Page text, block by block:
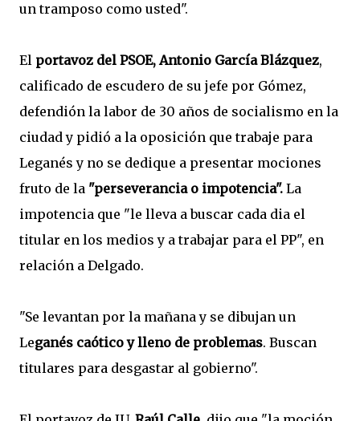
un tramposo como usted".
El portavoz del PSOE, Antonio García Blázquez,
calificado de escudero de su jefe por Gómez,
defendión la labor de 30 años de socialismo en la
ciudad y pidió a la oposición que trabaje para
Leganés y no se dedique a presentar mociones
fruto de la "perseverancia o impotencia". La
impotencia que "le lleva a buscar cada dia el
titular en los medios y a trabajar para el PP", en
relación a Delgado.
"Se levantan por la mañana y se dibujan un
Leganés caótico y lleno de problemas. Buscan
titulares para desgastar al gobierno".